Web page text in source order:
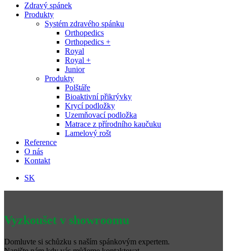
Zdravý spánek
Produkty
Systém zdravého spánku
Orthopedics
Orthopedics +
Royal
Royal +
Junior
Produkty
Polštáře
Bioaktivní přikrývky
Krycí podložky
Uzemňovací podložka
Matrace z přírodního kaučuku
Lamelový rošt
Reference
O nás
Kontakt
SK
Vyzkoušet v showroomu
Domluvte si schůzku s naším spánkovým expertem.